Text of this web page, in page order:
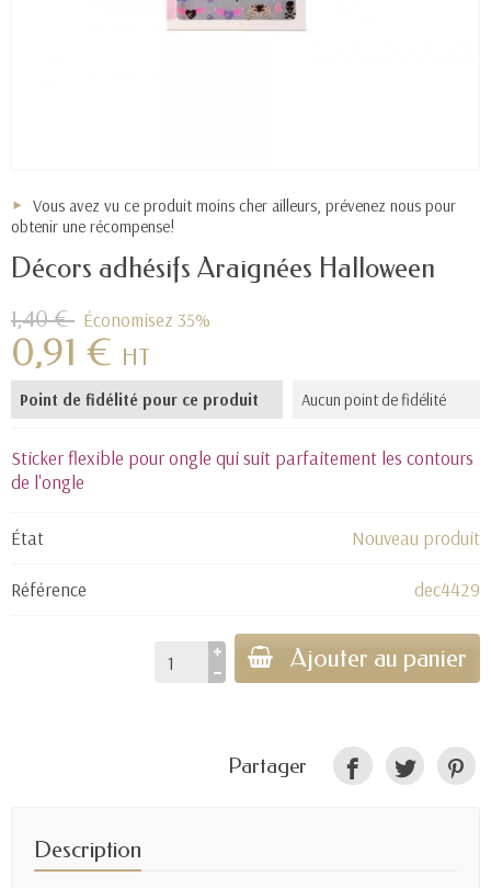
Vous avez vu ce produit moins cher ailleurs, prévenez nous pour
obtenir une récompense!
Décors adhésifs Araignées Halloween
1,40 € Économisez 35%
0,91 € HT
Point de fidélité pour ce produit Aucun point de fidélité
Sticker flexible pour ongle qui suit parfaitement les contours
de l'ongle
État Nouveau produit
Référence dec4429
Ajouter au panier
Partager
Description